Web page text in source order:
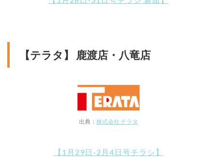
【テラタ】 鹿渡店・八竜店
出典： 株式会社 テラタ
【1月29日-2月4日号チラシ】